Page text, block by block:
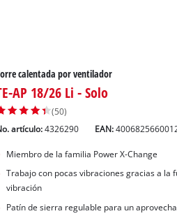
calentada por ventilador
AP 18/26 Li - Solo
(50)
artículo: 4326290 EAN:
Miembro de la familia Power X-Change
Trabajo con pocas vibraciones gracias a la
vibración
Patín de sierra regulable para un